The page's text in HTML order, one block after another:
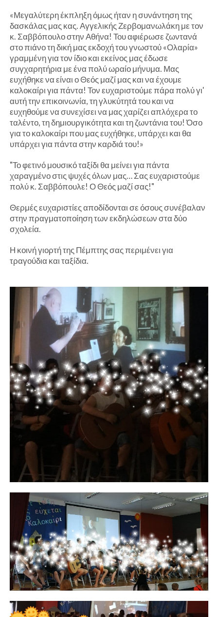
«Μεγαλύτερη έκπληξη όμως ήταν η συνάντηση της
δασκάλας μας κας. Αγγελικής Ζερβομανωλάκη με τον
κ. Σαββόπουλο στην Αθήνα! Του αφιέρωσε ζωντανά
στο πιάνο τη δική μας εκδοχή του γνωστού «Ολαρία»
γραμμένη για τον ίδιο και εκείνος μας έδωσε
συγχαρητήρια με ένα πολύ ωραίο μήνυμα. Μας
ευχήθηκε να είναι ο Θεός μαζί μας και να έχουμε
καλοκαίρι για πάντα! Τον ευχαριστούμε πάρα πολύ γι'
αυτή την επικοινωνία, τη γλυκύτητά του και να
ευχηθούμε να συνεχίσει να μας χαρίζει απλόχερα το
ταλέντο, τη δημιουργικότητα και τη ζωντάνια του! Όσο
για το καλοκαίρι που μας ευχήθηκε, υπάρχει και θα
υπάρχει για πάντα στην καρδιά του!»
"Το φετινό μουσικό ταξίδι θα μείνει για πάντα
χαραγμένο στις ψυχές όλων μας… Σας ευχαριστούμε
πολύ κ. Σαββόπουλε! Ο Θεός μαζί σας!"
Θερμές ευχαριστίες αποδίδονται σε όσους συνέβαλαν
στην πραγματοποίηση των εκδηλώσεων στα δύο
σχολεία.
Η κοινή γιορτή της Πέμπτης σας περιμένει για
τραγούδια και ταξίδια.